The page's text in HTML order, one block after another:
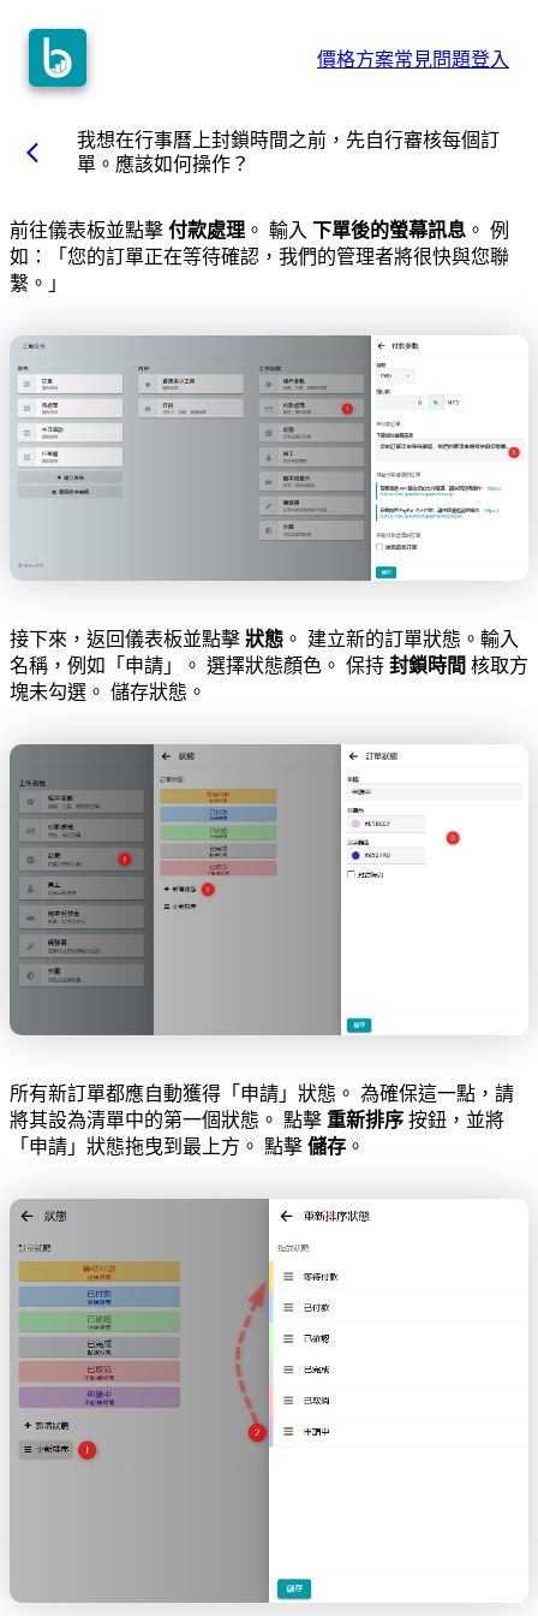
價格方案常見問題登入
arrow_back_ios
我想在行事曆上封鎖時間之前，先自行審核每個訂
單。應該如何操作？
前往儀表板並點擊 付款處理 。 輸入 下單後的螢幕訊息 。 例
如：「您的訂單正在等待確認，我們的管理者將很快與您聯
繫。」
接下來，返回儀表板並點擊 狀態 。 建立新的訂單狀態。輸入
名稱，例如「申請」。 選擇狀態顏色。 保持 封鎖時間 核取方
塊未勾選。 儲存狀態。
所有新訂單都應自動獲得「申請」狀態。 為確保這一點，請
將其設為清單中的第一個狀態。 點擊 重新排序 按鈕，並將
「申請」狀態拖曳到最上方。 點擊 儲存 。